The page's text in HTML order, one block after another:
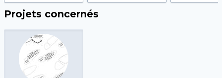
Projets concernés